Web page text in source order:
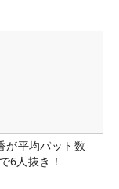
が平均パット数
6人抜き！